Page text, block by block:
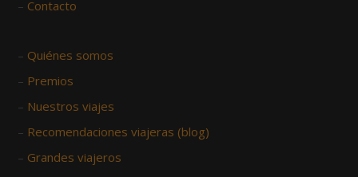
– Contacto
– Quiénes somos
– Premios
– Nuestros viajes
– Recomendaciones viajeras (blog)
– Grandes viajeros